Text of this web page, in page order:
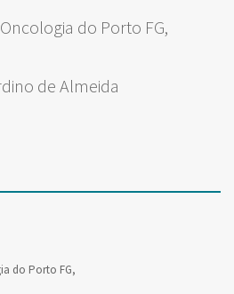
do Porto FG,
de Almeida
do Porto FG,